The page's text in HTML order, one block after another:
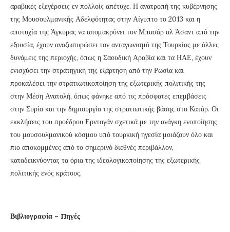
αραβικές εξεγέρσεις εν πολλοίς απέτυχε. Η ανατροπή της κυβέρνησης
της Μουσουλμανικής Αδελφότητας στην Αίγυπτο το 2013 και η
αποτυχία της Άγκυρας να απομακρύνει τον Μπασάρ αλ Άσαντ από την
εξουσία, έχουν αναζωπυρώσει τον ανταγωνισμό της Τουρκίας με άλλες
δυνάμεις της περιοχής, όπως η Σαουδική Αραβία και τα ΗΑΕ, έχουν
ενισχύσει την στρατηγική της εξάρτηση από την Ρωσία και
προκαλέσει την στρατιωτικοποίηση της εξωτερικής πολιτικής της
στην Μέση Ανατολή, όπως φάνηκε από τις πρόσφατες επεμβάσεις
στην Συρία και την δημιουργία της στρατιωτικής βάσης στο Κατάρ. Οι
εκκλήσεις του προέδρου Ερντογάν σχετικά με την ανάγκη ενοποίησης
του μουσουλμανικού κόσμου υπό τουρκική ηγεσία μοιάζουν όλο και
πιο αποκομμένες από το σημερινό διεθνές περιβάλλον,
καταδεικνύοντας τα όρια της ιδεολογικοποίησης της εξωτερικής
πολιτικής ενός κράτους.
Βιβλιογραφία – Πηγές